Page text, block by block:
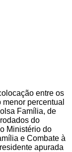
entre os
percentual
Família, de
do
Ministério do
e Combate à
apurada